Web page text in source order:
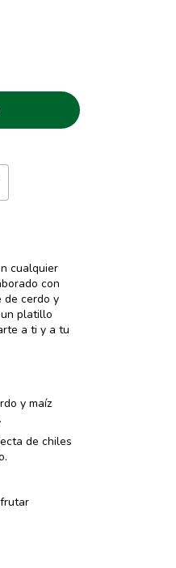
cualquier
con
de cerdo y
platillo
a ti y a tu
y maíz
de chiles